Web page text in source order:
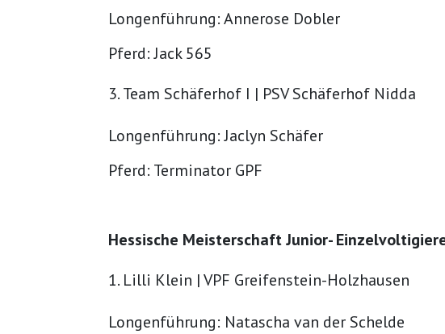
Longenführung: Annerose Dobler
Pferd: Jack 565
Team Schäferhof I | PSV Schäferhof Nidda
Longenführung: Jaclyn Schäfer
Pferd: Terminator GPF
Hessische Meisterschaft Junior-
Lilli Klein | VPF Greifenstein-Holzhausen
Longenführung: Natascha van der Schelde